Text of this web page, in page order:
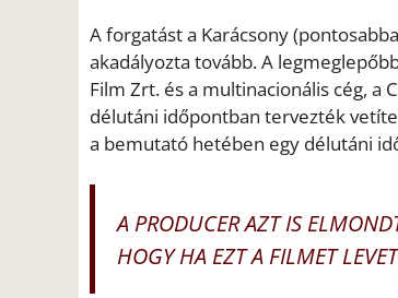
A forgatást a Karácsony
akadályozta tovább. A
Film Zrt. és a multinacionális cég, a
délutáni időpontban tervezték
a bemutató hetében egy délutáni
A PRODUCER AZT IS
HOGY HA EZT A FILMET